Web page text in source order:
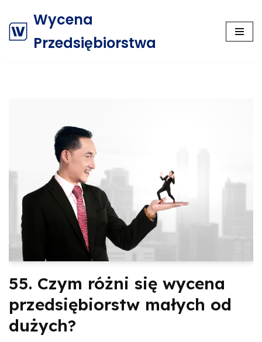
Przejdź
Wycena
Przedsiębiorstwa
55. Czym różni się wycena
przedsiębiorstw małych od
dużych?